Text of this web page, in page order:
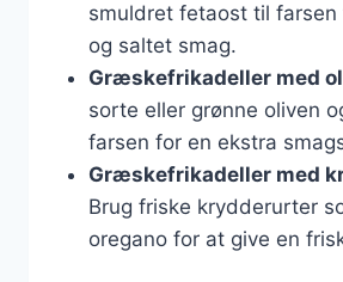
smuldret fetaost til farsen
og saltet smag.
Græskefrikadeller med
sorte eller grønne oliven
farsen for en ekstra
Græskefrikadeller med
Brug friske krydderurter
oregano for at give en